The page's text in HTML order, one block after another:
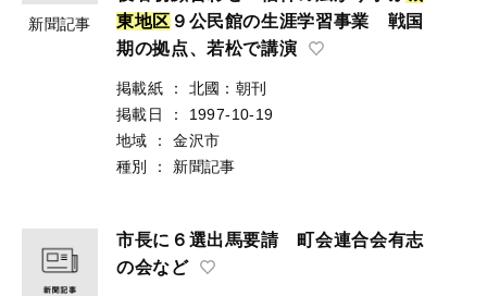
新聞記事
東地区 ９公民館の生涯学習事業 戦国
期の拠点、若松で講演
掲載紙 ：
北國：朝刊
掲載日
：
1997-10-19
地域
：
金沢市
種別
： 新聞記事
市長に６選出馬要請 町会連合会有志
の会など